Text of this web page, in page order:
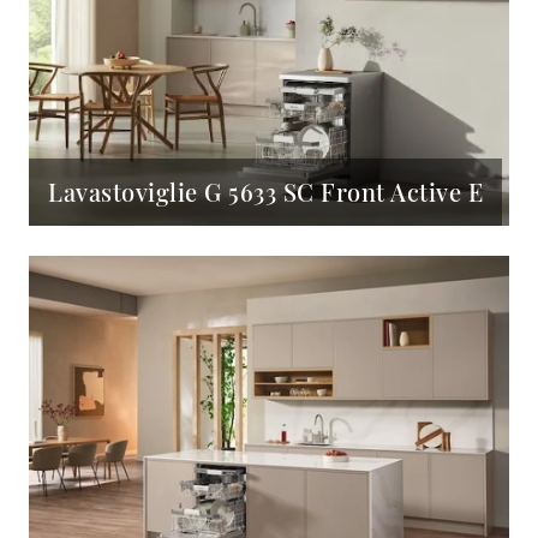
Lavastoviglie G 5633 SC Front Active E